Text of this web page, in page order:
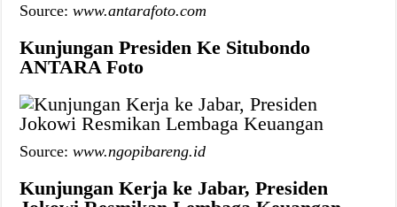
Source:www.antarafoto.com
Kunjungan Presiden Ke Situbondo
ANTARA Foto
Source:www.ngopibareng.id
Kunjungan Kerja ke Jabar, Presiden